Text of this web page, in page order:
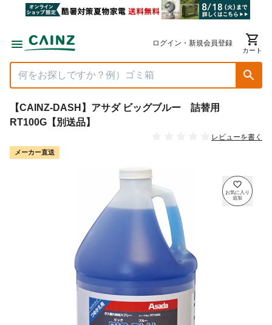
ログイン・新規会員登録
カート
【CAINZ-DASH】アサダ ビッグブルー 詰替用
RT100G【別送品】
レビューを書く
メーカー直送